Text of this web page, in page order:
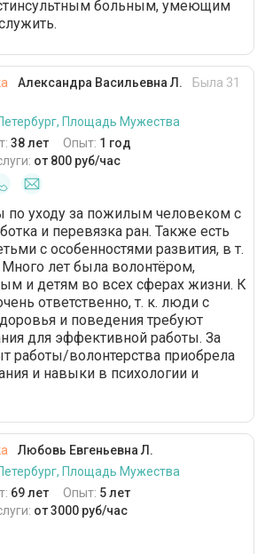
больным, умеющим
Александра Васильевна Л.
Была 31
Площадь Мужества
38 лет Опыт: 1 год
от 800 руб/час
по уходу за пожилым человеком с
и перевязка ран. Также есть
с особенностями развития, в т.
Много лет была волонтёром,
и детям во всех сферах жизни. К
ответственно, т. к. люди с
и поведения требуют
для эффективной работы. За
работы/волонтерства приобрела
и навыки в психологии и
Любовь Евгеньевна Л.
Площадь Мужества
69 лет Опыт: 5 лет
от 3000 руб/час